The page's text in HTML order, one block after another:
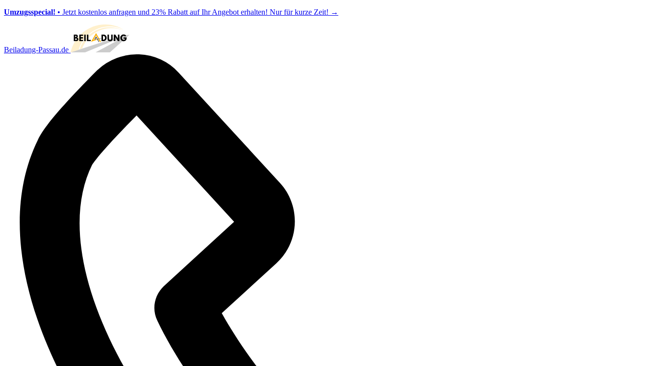
Umzugsspecial! • Jetzt kostenlos anfragen und 23% Rabatt auf Ihr Angebot erhalten! Nur für kurze Zeit! →
Beiladung-Passau.de